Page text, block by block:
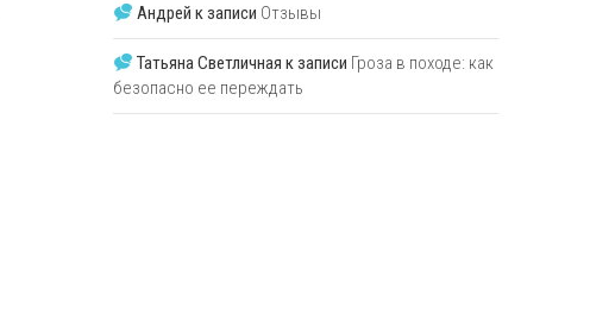
Андрей к записи Отзывы
Татьяна Светличная к записи Гроза в походе: как
безопасно ее переждать